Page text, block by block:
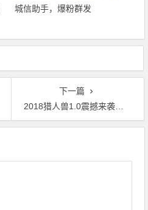
城信助手，爆粉群发
下一篇
2018猎人兽1.0震撼来袭，疯狂竟抢！